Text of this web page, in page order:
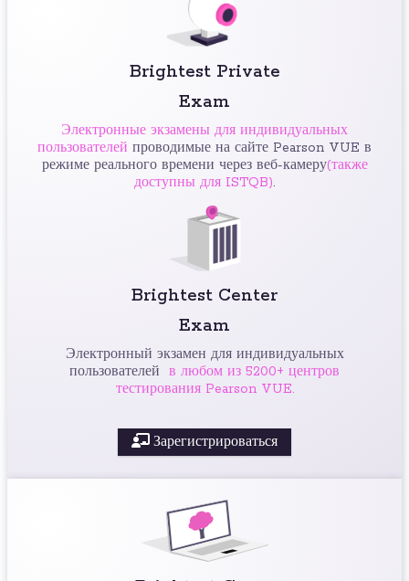
Brightest Private
Exam
Электронные экзамены для индивидуальных
пользователей проводимые на сайте Pearson VUE в
режиме реального времени через веб-камеру(также
доступны для ISTQB).
Brightest Center
Exam
Электронный экзамен для индивидуальных
пользователей
в любом из 5200+ центров
тестирования Pearson VUE.
Зарегистрироваться